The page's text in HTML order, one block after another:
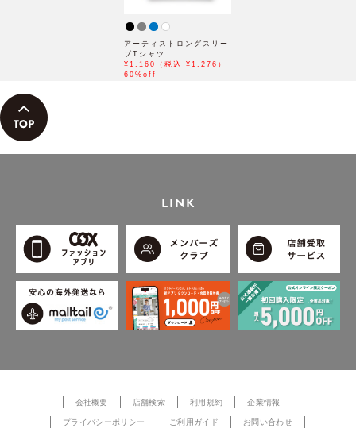
アーティストロングスリー
ブTシャツ
¥1,160（税込 ¥1,276）
60%off
LINK
会社概要 店舗検索 利用規約 企業情報
プライバシーポリシー ご利用ガイド お問い合わせ